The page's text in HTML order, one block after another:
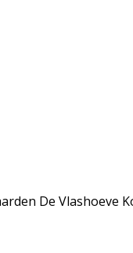
De Vlashoeve